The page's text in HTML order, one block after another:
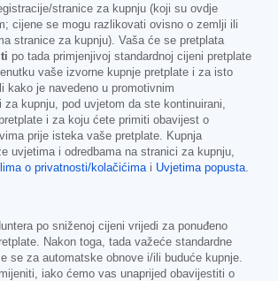
stranice za kupnju (koji su ovdje
cijene se mogu razlikovati ovisno o zemlji ili
stranice za kupnju). Vaša će se pretplata
po tada primjenjivoj standardnoj cijeni pretplate
vaše izvorne kupnje pretplate i za isto
kako je navedeno u promotivnim
za kupnju, pod uvjetom da ste kontinuirani,
i za koju ćete primiti obavijest o
prije isteka vaše pretplate. Kupnja
uvjetima i odredbama na stranici za kupnju,
o privatnosti/kolačićimai Uvjetima popusta.
po sniženoj cijeni vrijedi za ponuđeno
Nakon toga, tada važeće standardne
se za automatske obnove i/ili buduće kupnje.
iako ćemo vas unaprijed obavijestiti o